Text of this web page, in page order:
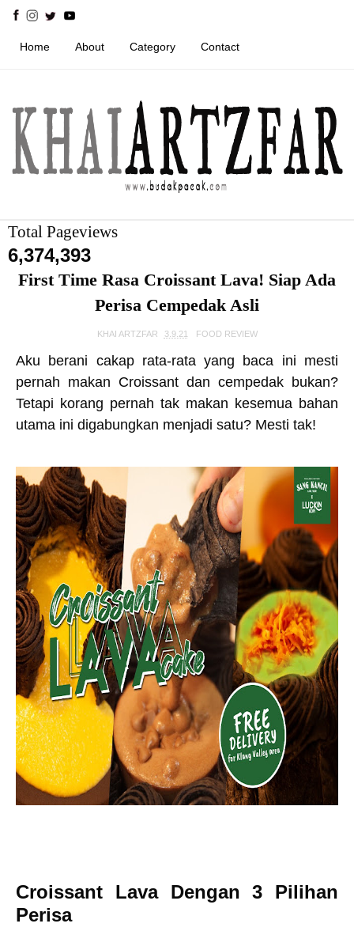
Home About Category Contact
Total Pageviews
6,374,393
First Time Rasa Croissant Lava! Siap Ada
Perisa Cempedak Asli
KHAI ARTZFAR 3.9.21 FOOD REVIEW
Aku berani cakap rata-rata yang baca ini mesti
pernah makan Croissant dan cempedak bukan?
Tetapi korang pernah tak makan kesemua bahan
utama ini digabungkan menjadi satu? Mesti tak!
Croissant Lava Dengan 3 Pilihan
Perisa